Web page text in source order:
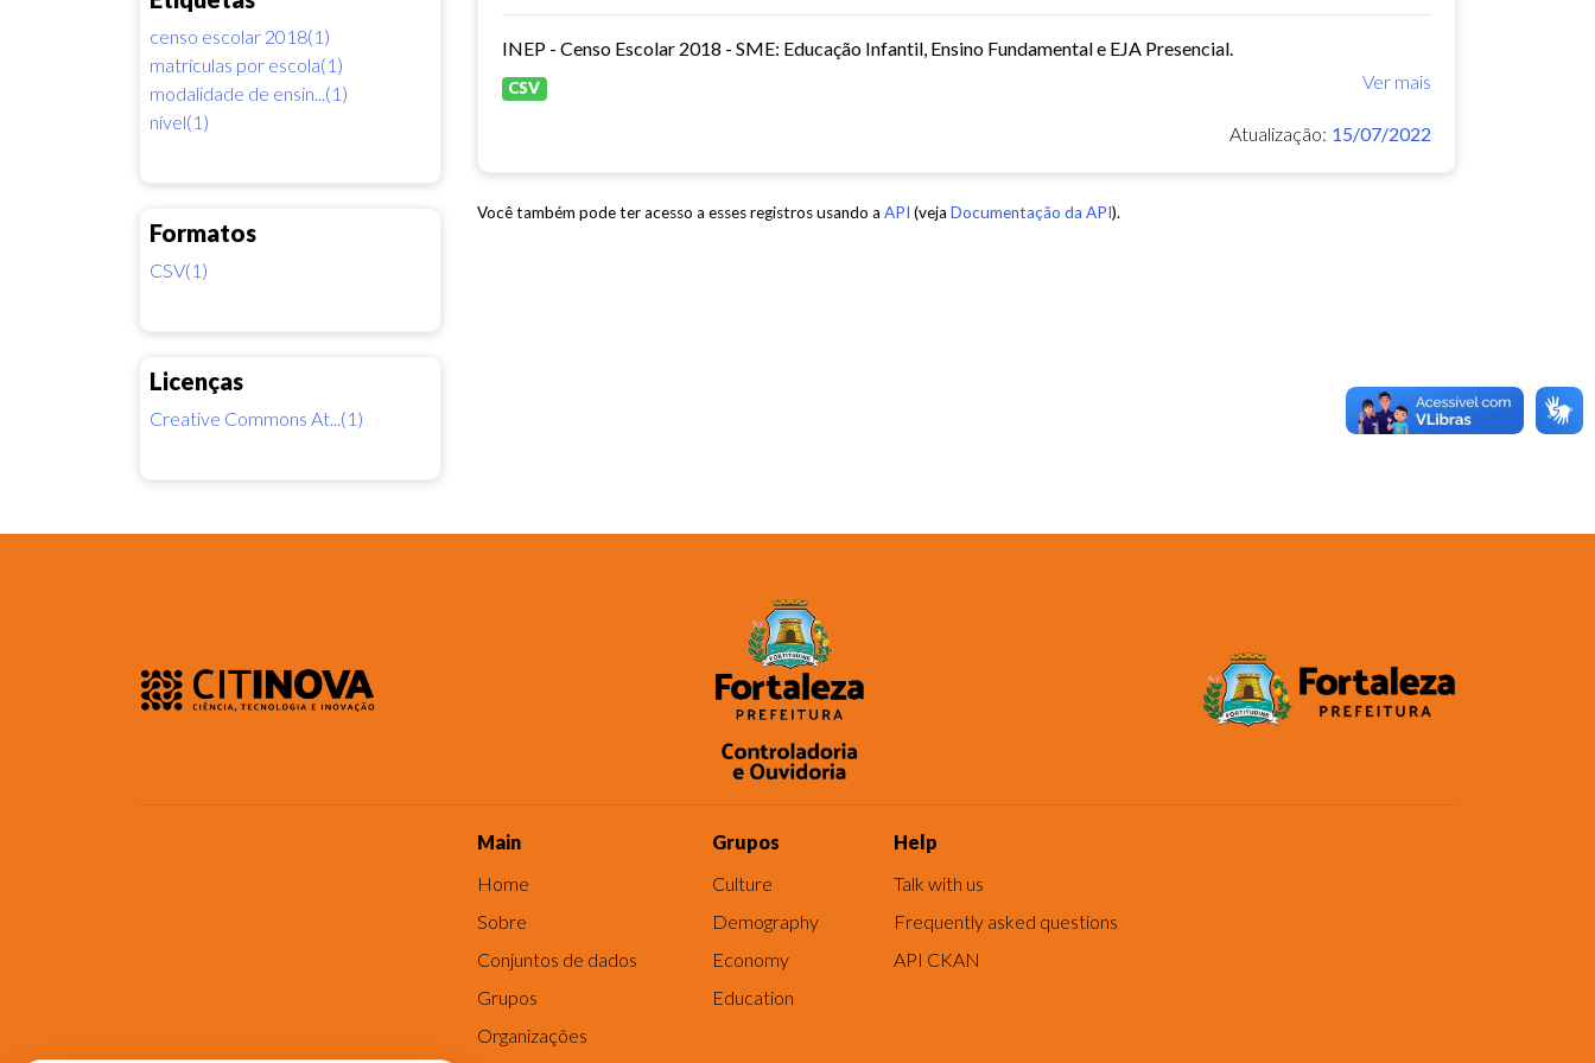
censo escolar 2018(1)
matrículas por escola(1)
modalidade de ensin...(1)
nível(1)
Formatos
CSV(1)
Licenças
Creative Commons At...(1)
INEP - Censo Escolar 2018 - SME: Educação Infantil, Ensino Fundamental e EJA Presencial.
Ver mais
CSV
Atualização: 15/07/2022
Você também pode ter acesso a esses registros usando a API (veja Documentação da API).
Main
Home
Sobre
Conjuntos de dados
Grupos
Organizações
Grupos
Culture
Demography
Economy
Education
Help
Talk with us
Frequently asked questions
API CKAN